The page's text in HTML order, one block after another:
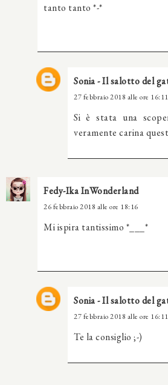
tanto tanto *-*
Sonia - Il salotto del
27 febbraio 2018 alle ore 16:11
Si è stata una
veramente carina
Fedy-Ika InWonderland
26 febbraio 2018 alle ore 18:16
Mi ispira tantissimo *___*
Sonia - Il salotto del
27 febbraio 2018 alle ore 16:11
Te la consiglio ;-)